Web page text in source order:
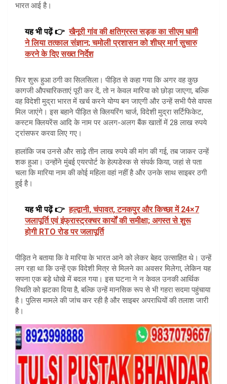
भारत आई है।
यह भी पढ़ें 👉 खैनूरी गांव की क्षतिग्रस्त सड़क का सीएम धामी
ने लिया तत्काल संज्ञान; चमोली प्रशासन को शीघ्र मार्ग सुचारु
करने के दिए सख्त निर्देश
फिर शुरू हुआ ठगी का सिलसिला। पीड़ित से कहा गया कि अगर वह कुछ
कागजी औपचारिकताएं पूरी कर दें, तो न केवल मारिया को छोड़ा जाएगा, बल्कि
वह विदेशी मुद्रा भारत में खर्च करने योग्य बन जाएगी और उन्हें सभी पैसे वापस
मिल जाएंगे। इस बहाने पीड़ित से क्लियरिंग चार्ज, विदेशी मुद्रा सर्टिफिकेट,
कस्टम क्लियरेंस आदि के नाम पर अलग-अलग बैंक खातों में 28 लाख रुपये
ट्रांसफर करवा लिए गए।
हालांकि जब उनसे और साढ़े तीन लाख रुपये की मांग की गई, तब जाकर उन्हें
शक हुआ। उन्होंने मुंबई एयरपोर्ट के हेल्पडेस्क से संपर्क किया, जहां से पता
चला कि मारिया नाम की कोई महिला वहां नहीं है और उनके साथ साइबर ठगी
हुई है।
यह भी पढ़ें 👉 हल्द्वानी, चंपावत, टनकपुर और किच्छा में 24×7
जलापूर्ति एवं इंफ्रास्ट्रक्चर कार्यों की समीक्षा; अगस्त से शुरू
होगी RTO रोड पर जलापूर्ति
पीड़ित ने बताया कि वे मारिया के भारत आने को लेकर बेहद उत्साहित थे। उन्हें
लग रहा था कि उन्हें एक विदेशी मित्र से मिलने का अवसर मिलेगा, लेकिन यह
सपना एक बड़े धोखे में बदल गया। इस घटना ने न केवल उनकी आर्थिक
स्थिति को झटका दिया है, बल्कि उन्हें मानसिक रूप से भी गहरा सदमा पहुंचाया
है। पुलिस मामले की जांच कर रही है और साइबर अपराधियों की तलाश जारी
है।